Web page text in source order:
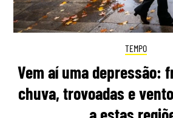
TEMPO
Vem aí uma depressão:
chuva, trovoadas e